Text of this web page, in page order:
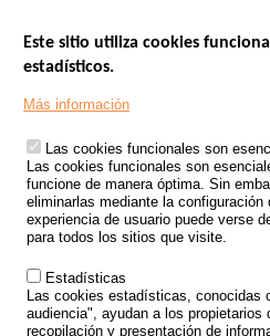
Footer
TRATAMIENTO DE DATOS
ACCIDENTES DE TRÁFICO
ESTUDIOS
CONVOCATORIA DE PROYECTOS DE
POLÍTICA DE SEGURIDAD VIAL
Este sitio utiliza cookies
estadísticos.
Más información
Las cookies funcionales son
Las cookies funcionales son
funcione de manera óptima. Sin
eliminarlas mediante la configuración
experiencia de usuario puede verse
para todos los sitios que visite.
Estadísticas
Las cookies estadísticas, conocidas
audiencia", ayudan a los
recopilación y presentación de